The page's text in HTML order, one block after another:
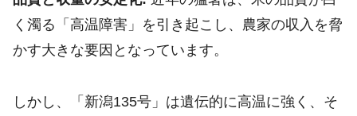
く濁る「高温障害」を引き起こし、農家の収入を脅
かす大きな要因となっています。
しかし、「新潟135号」は遺伝的に高温に強く、そ